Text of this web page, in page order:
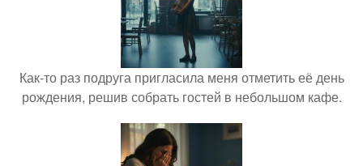
Как-то раз подруга пригласила меня отметить её день
рождения, решив собрать гостей в небольшом кафе.